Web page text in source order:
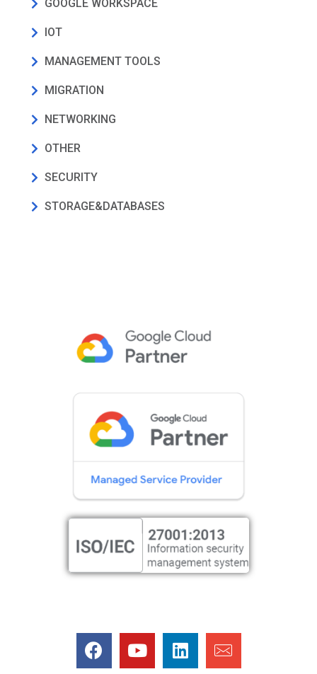
GOOGLE WORKSPACE
IOT
MANAGEMENT TOOLS
MIGRATION
NETWORKING
OTHER
SECURITY
STORAGE&DATABASES